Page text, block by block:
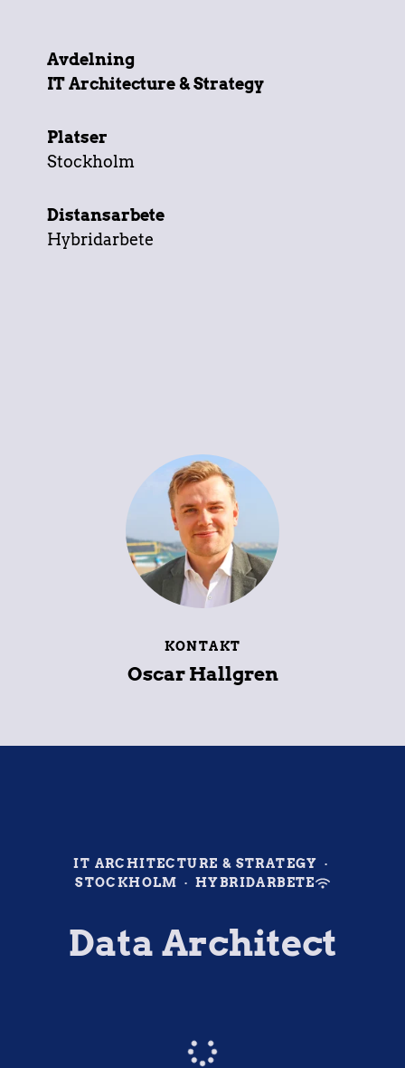
Avdelning
IT Architecture & Strategy
Platser
Stockholm
Distansarbete
Hybridarbete
KONTAKT
Oscar Hallgren
IT ARCHITECTURE & STRATEGY ·
STOCKHOLM · HYBRIDARBETE
Data Architect